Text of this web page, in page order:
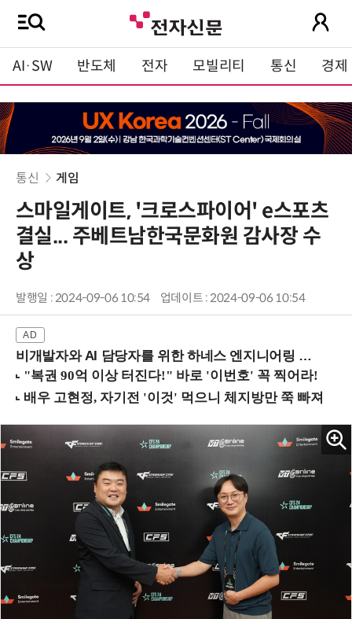
AI·SW 반도체 전자 모빌리티 통신 경제
통신 게임
스마일게이트, '크로스파이어' e스포츠
결실... 주베트남한국문화원 감사장 수
상
발행일 : 2024-09-06 10:54 업데이트 : 2024-09-06 10:54
비개발자와 AI 담당자를 위한 하네스 엔지니어링 입문과정 (8/20 신논현역)